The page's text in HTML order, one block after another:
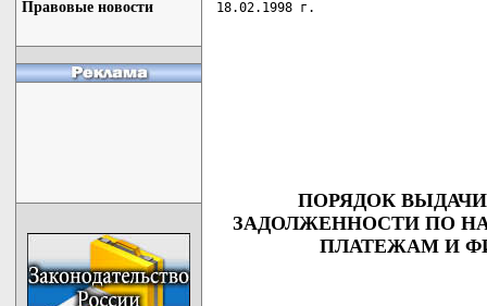
Правовые новости
18.02.1998 г.
ПОРЯДОК
ЗАДОЛЖЕННОСТИ ПО
ПЛАТЕЖАМ И